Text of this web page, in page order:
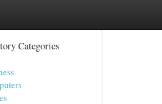
Categories